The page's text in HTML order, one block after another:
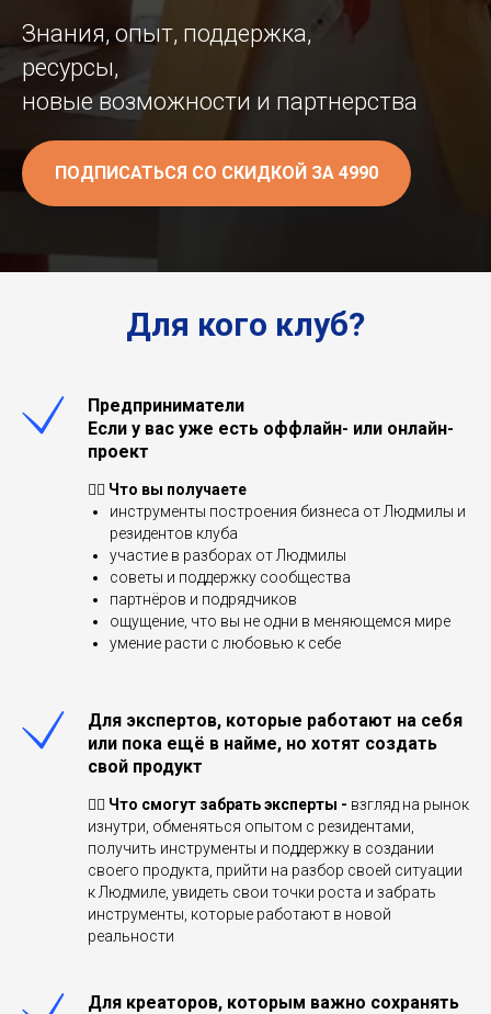
Знания, опыт, поддержка,
ресурсы,
новые возможности и партнерства
ПОДПИСАТЬСЯ СО СКИДКОЙ ЗА 4990
Для кого клуб?
Предприниматели
Если у вас уже есть оффлайн- или онлайн-
проект
👉🏻 Что вы получаете
инструменты построения бизнеса от Людмилы и
резидентов клуба
участие в разборах от Людмилы
советы и поддержку сообщества
партнёров и подрядчиков
ощущение, что вы не одни в меняющемся мире
умение расти с любовью к себе
Для экспертов, которые работают на себя
или пока ещё в найме, но хотят создать
свой продукт
👉🏻 Что смогут забрать эксперты - взгляд на рынок
изнутри, обменяться опытом с резидентами,
получить инструменты и поддержку в создании
своего продукта, прийти на разбор своей ситуации
к Людмиле, увидеть свои точки роста и забрать
инструменты, которые работают в новой
реальности
Для креаторов, которым важно сохранять